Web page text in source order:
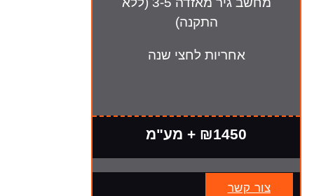
התקנה)
אחריות לחצי שנה
₪1450 + מע"מ
צור קשר